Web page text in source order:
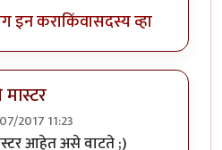
इन कराकिंवासदस्य व्हा
2017 11:23
byउपाशी बोका
आहेत असे वाटते ;)